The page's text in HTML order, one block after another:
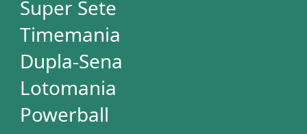
Lotomania
Super Sete
PowerBall
Mega Millions
EuroMillions